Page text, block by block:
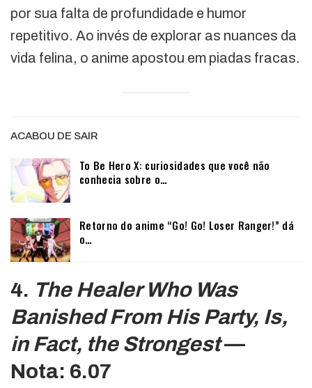
por sua falta de profundidade e humor
repetitivo. Ao invés de explorar as nuances da
vida felina, o anime apostou em piadas fracas.
ACABOU DE SAIR
To Be Hero X: curiosidades que você não
conhecia sobre o…
Retorno do anime “Go! Go! Loser Ranger!” dá
o…
4. The Healer Who Was
Banished From His Party, Is,
in Fact, the Strongest—
Nota: 6.07